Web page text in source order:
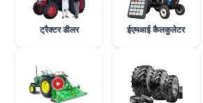
ट्रैक्टर डीलर ईएमआई कैलकुलेटर